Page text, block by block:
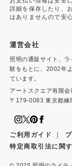
詳細を保存したり、
はありませんので安
運営会社
照明の通販サイト、
験をもとに、2002年
ています。
アートスクエア有限
〒179-0083 東京都練
ご利用ガイド ｜
特定商取引法に関